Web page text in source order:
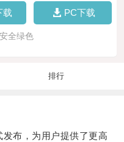
载 PC下载
全绿色
排行
布，为用户提供了更高